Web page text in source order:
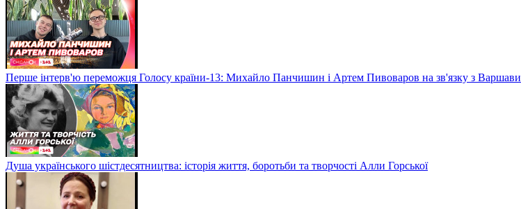
Перше інтерв'ю переможця Голосу країни-13: Михайло Панчишин і Артем Пивоваров на зв'язку з Варшави
Душа українського шістдесятництва: історія життя, боротьби та творчості Алли Горської